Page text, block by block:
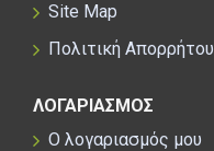
Site Map
Πολιτική Απορρήτου
ΛΟΓΑΡΙΑΣΜΟΣ
Ο λογαριασμός μου